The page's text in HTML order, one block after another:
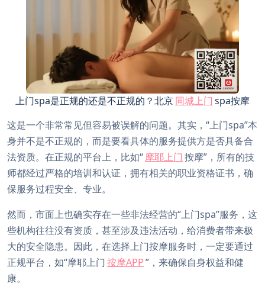
上门spa是正规的还是不正规的？北京同城上门 spa按摩
这是一个非常常见但容易被误解的问题。其实，“上门spa”本
身并不是不正规的，而是要看具体的服务提供方是否具备合
法资质。在正规的平台上，比如“摩耶上门 按摩”，所有的技
师都经过严格的培训和认证，拥有相关的职业资格证书，确
保服务过程安全、专业。
然而，市面上也确实存在一些非法经营的“上门spa”服务，这
些机构往往没有资质，甚至涉及违法活动，给消费者带来极
大的安全隐患。因此，在选择上门按摩服务时，一定要通过
正规平台，如“摩耶上门 按摩APP”，来确保自身权益和健
康。